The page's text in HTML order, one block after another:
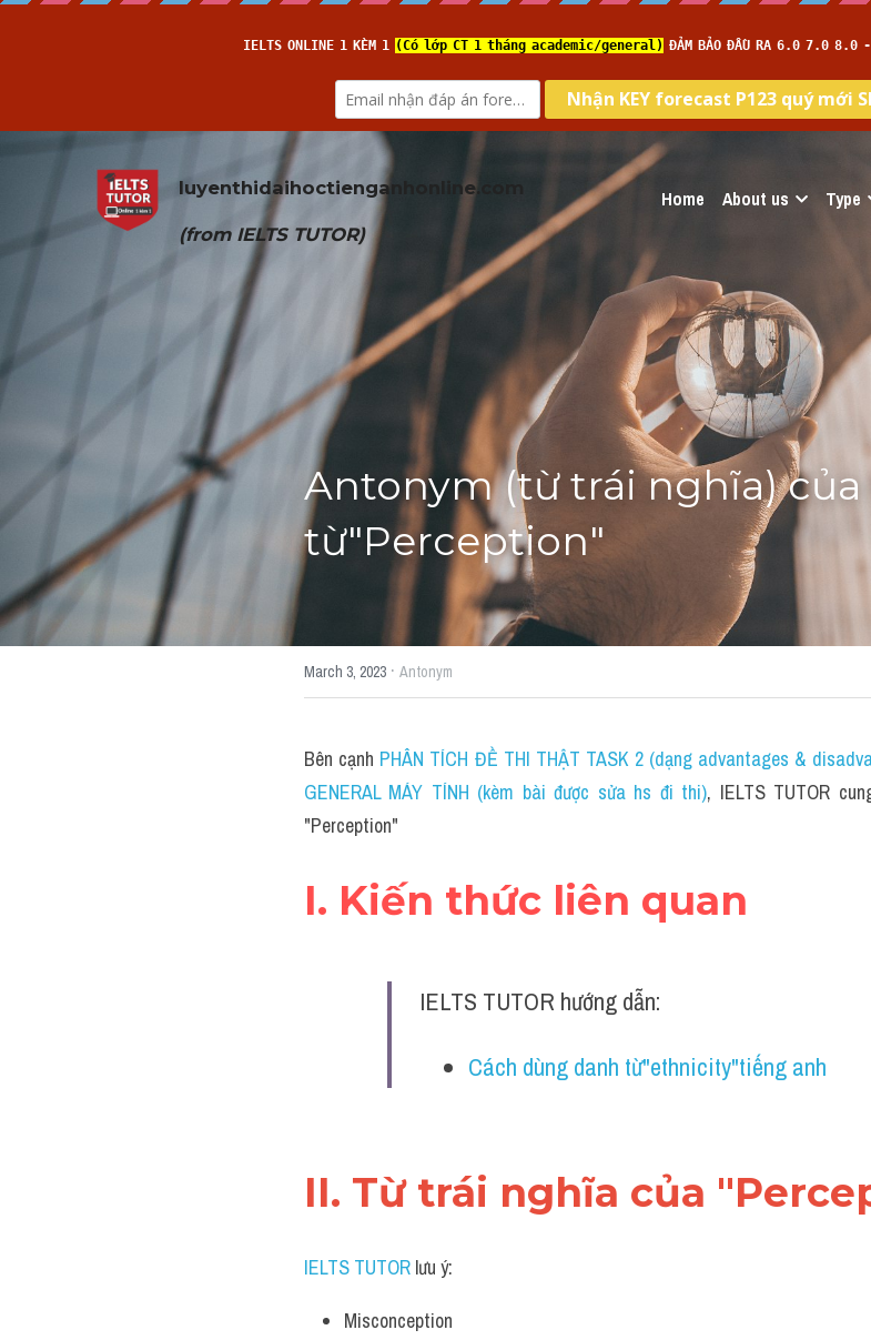
luyenthidaihoctienganhonline.com
(from IELTS TUTOR)
Home About us Type
Antonym (từ trái nghĩa) của
từ"Perception"
March 3, 2023 · Antonym
Bên cạnh PHÂN TÍCH ĐỀ THI THẬT TASK 2 (dạng advantages &
GENERAL MÁY TÍNH (kèm bài được sửa hs đi thi), IELTS TUTOR
"Perception"
I. Kiến thức liên quan
IELTS TUTOR hướng dẫn:
Cách dùng danh từ"ethnicity"tiếng anh
II. Từ trái nghĩa của
IELTS TUTOR lưu ý:
Misconception